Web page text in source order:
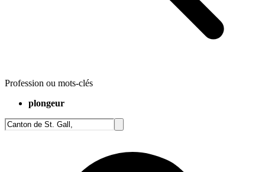
Profession ou mots-clés
plongeur